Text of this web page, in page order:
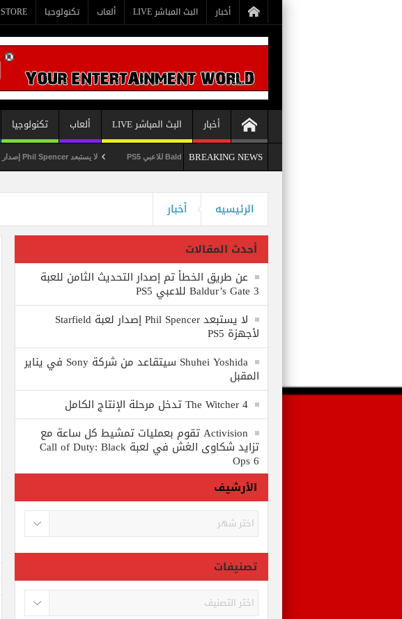
أخبار البث المباشر LIVE ألعاب تكنولوجيا STORE
أخبار البث المباشر LIVE ألعاب تكنولوجيا
BREAKING NEWSعن طريق الخطأ تم إصدار التحديث الثامن للعبة Baldur’s Gate 3 للاعبي PS5 لا يستبعد Phil Spencer إصدار لعبة Starfield لأجهزة PS5
الرئيسيه أخبار
أحدث المقالات
عن طريق الخطأ تم إصدار التحديث الثامن للعبة
Baldur’s Gate 3 للاعبي PS5
لا يستبعد Phil Spencer إصدار لعبة Starfield
لأجهزة PS5
Shuhei Yoshida سيتقاعد من شركة Sony في يناير
المقبل
The Witcher 4 تدخل مرحلة الإنتاج الكامل
Activision تقوم بعمليات تمشيط كل ساعة مع
تزايد شكاوى الغش في لعبة Call of Duty: Black
Ops 6
الأرشيف
الأرشيف
تصنيفات
تصنيفات